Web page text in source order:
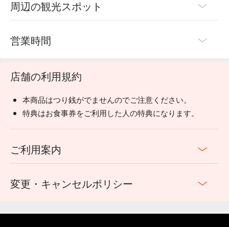
在吃完各種魚料理後總覺得沒來點飯、面有點空虛🍜
正好店裏的招牌之一是蕎麥面！面被卷成好入口的份量，夾起
吃飽喝足後在店附近的居酒屋街散步，體驗日本夜生活就是這
周辺の観光スポット
営業時間
店舗の利用規約
本商品はつり銭がでませんのでご注意ください。
特典はお食事券をご利用した人の特典になります。
ご利用案内
変更・キャンセルポリシー